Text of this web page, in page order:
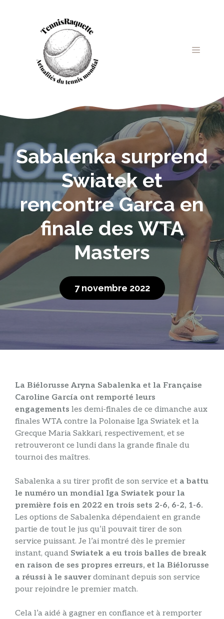
MENU
Sabalenka surprend
Swiatek et
rencontre Garca en
finale des WTA
Masters
7 novembre 2022
La Biélorusse Aryna Sabalenka et la Française
Caroline García ont remporté leurs
engagements les demi-finales de ce dimanche aux
finales WTA contre la Polonaise Iga Swiatek et la
Grecque Maria Sakkari, respectivement, et se
retrouveront ce lundi dans la grande finale du
tournoi des maîtres.
Sabalenka a su tirer profit de son service et a battu
le numéro un mondial Iga Swiatek pour la
première fois en 2022 en trois sets 2-6, 6-2, 1-6.
Les options de Sabalenka dépendaient en grande
partie de tout le jus qu’il pouvait tirer de son
service puissant. Je l’ai montré dès le premier
instant, quand Swiatek a eu trois balles de break
en raison de ses propres erreurs, et la Biélorusse
a réussi à le sauverdominant depuis son service
pour rejoindre le premier match.
Cela l’a aidé à gagner en confiance et à remporter